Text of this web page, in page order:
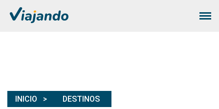
INICIO DESTINOS